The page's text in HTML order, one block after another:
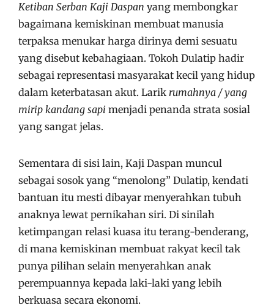
Ketiban Serban Kaji Daspan yang membongkar
bagaimana kemiskinan membuat manusia
terpaksa menukar harga dirinya demi sesuatu
yang disebut kebahagiaan. Tokoh Dulatip hadir
sebagai representasi masyarakat kecil yang hidup
dalam keterbatasan akut. Larik rumahnya / yang
mirip kandang sapi menjadi penanda strata sosial
yang sangat jelas.
Sementara di sisi lain, Kaji Daspan muncul
sebagai sosok yang “menolong” Dulatip, kendati
bantuan itu mesti dibayar menyerahkan tubuh
anaknya lewat pernikahan siri. Di sinilah
ketimpangan relasi kuasa itu terang-benderang,
di mana kemiskinan membuat rakyat kecil tak
punya pilihan selain menyerahkan anak
perempuannya kepada laki-laki yang lebih
berkuasa secara ekonomi.